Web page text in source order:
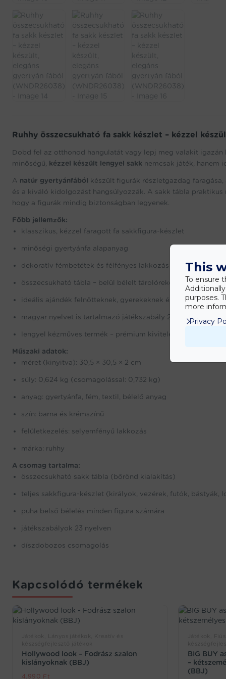
Ruhhy összecsukható fa sakk készlet – kézzel
Dobd fel az otthonod hangulatát vagy lepj meg valakit igazán
minőségű, kézzel készült lengyel sakk nemcsak játék, hanem
A natúr gyertyánfából készült figurák részletgazdag
és a kiváló kidolgozást hangsúlyozzák. A sakk tábla praktikus
hogy a figurák mindig biztonságban legyenek.
Főbb jellemzők:
klasszikus, kézzel faragott fa sakkfigura-készlet
minőségi gyertyánfa alapanyag
dekoratív fémbetétek és félfényes lakkozás
összecsukható tábla – belül bélelt tárolórekeszekkel
ideális ajándék felnőtteknek, gyerekeknek és időseknek
magyar nyelvet is tartalmazó játékszabály 23 nyelven
lengyel kézműves termék – prémium kivitelezés
Műszaki adatok:
méret (kinyitva): 30,5 × 30,5 × 2 cm
súly: 0,624 kg (csomagolással: 0,732 kg)
anyag: gyertyánfa, fém, textil, bélelő anyag
szín: barna és krémszínű
felületkezelés: selyemfényű lakkozás
márka: ruhhy
A csomag tartalma:
összecsukható sakk tábla (bőrönd kialakítás)
teljes sakkfigura-készlet (királyok, vezérek, futók, bástyák,
puha belső bélelés minden figura számára
játékszabályok 23 nyelven
díszdobozos csomagolás
Kapcsolódó termékek
Hollywood look – Fodrász szalon
kislányoknak (BBJ)
4.990 Ft
BIG BUY
–
(BBJ)
This
To ensure
purposes.
more
Privacy